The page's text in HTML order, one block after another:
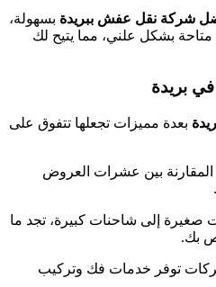
شركة نقل عفش ببريدة بسهولة،
متاحة بشكل علني، مما يتيح لك
بريدة
بعدة مميزات تجعلها تتفوق على
المقارنة بين عشرات العروض
صغيرة إلى شاحنات كبيرة، تجد ما
بك.
توفر خدمات فك وتركيب